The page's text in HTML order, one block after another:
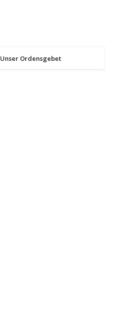
Unser Ordensgebet